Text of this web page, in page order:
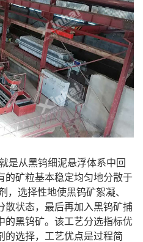
是从黑钨细泥悬浮体系中回
的矿粒基本稳定均匀地分散于
，选择性地使黑钨矿絮凝、
散状态，最后再加入黑钨矿捕
的黑钨矿。该工艺分选指标优
的选择，工艺优点是过程简